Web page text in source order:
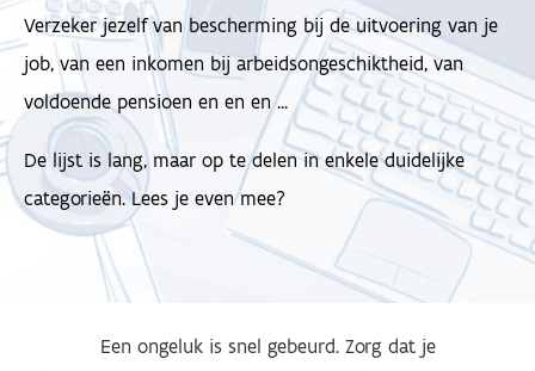
Verzeker jezelf van bescherming bij de uitvoering van je
job, van een inkomen bij arbeidsongeschiktheid, van
voldoende pensioen en en en ...
De lijst is lang, maar op te delen in enkele duidelijke
categorieën. Lees je even mee?
Een ongeluk is snel gebeurd. Zorg dat je